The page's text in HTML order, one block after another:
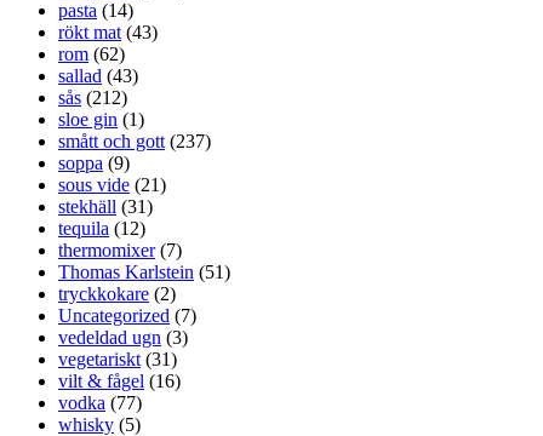
pasta (14)
rökt mat (43)
rom (62)
sallad (43)
sås (212)
sloe gin (1)
smått och gott (237)
soppa (9)
sous vide (21)
stekhäll (31)
tequila (12)
thermomixer(7)
Thomas Karlstein (51)
tryckkokare (2)
Uncategorized (7)
vedeldad ugn (3)
vegetariskt (31)
vilt & fågel (16)
vodka (77)
whisky (5)